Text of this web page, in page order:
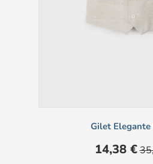
Gilet Elegante
Prezzo
14,38 €
base